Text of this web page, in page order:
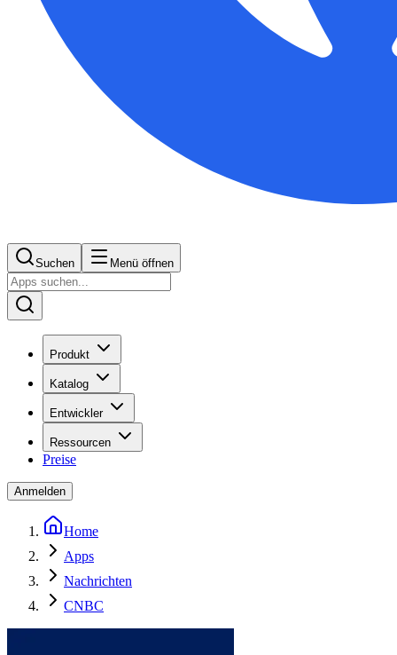
Suchen Menü öffnen
Produkt
Katalog
Entwickler
Ressourcen
Preise
Anmelden
Home
Apps
Nachrichten
CNBC